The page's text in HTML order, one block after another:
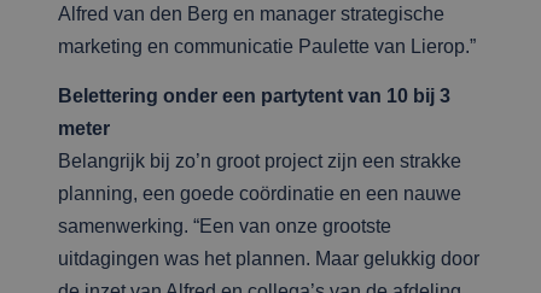
Alfred van den Berg en manager strategische
marketing en communicatie Paulette van Lierop.”
Belettering onder een partytent van 10 bij 3
meter
Belangrijk bij zo’n groot project zijn een strakke
planning, een goede coördinatie en een nauwe
samenwerking. “Een van onze grootste
uitdagingen was het plannen. Maar gelukkig door